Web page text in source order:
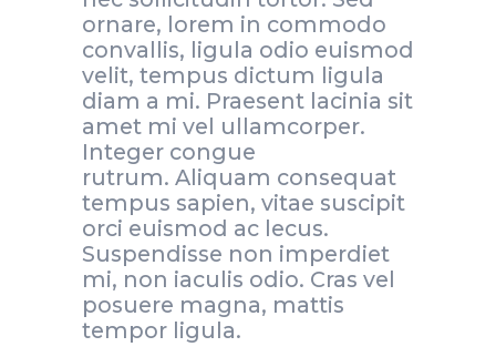
ornare, lorem in commodo
convallis, ligula odio euismod
velit, tempus dictum ligula
diam a mi. Praesent lacinia sit
amet mi vel ullamcorper.
Integer congue
rutrum. Aliquam consequat
tempus sapien, vitae suscipit
orci euismod ac lecus.
Suspendisse non imperdiet
mi, non iaculis odio. Cras vel
posuere magna, mattis
tempor ligula.